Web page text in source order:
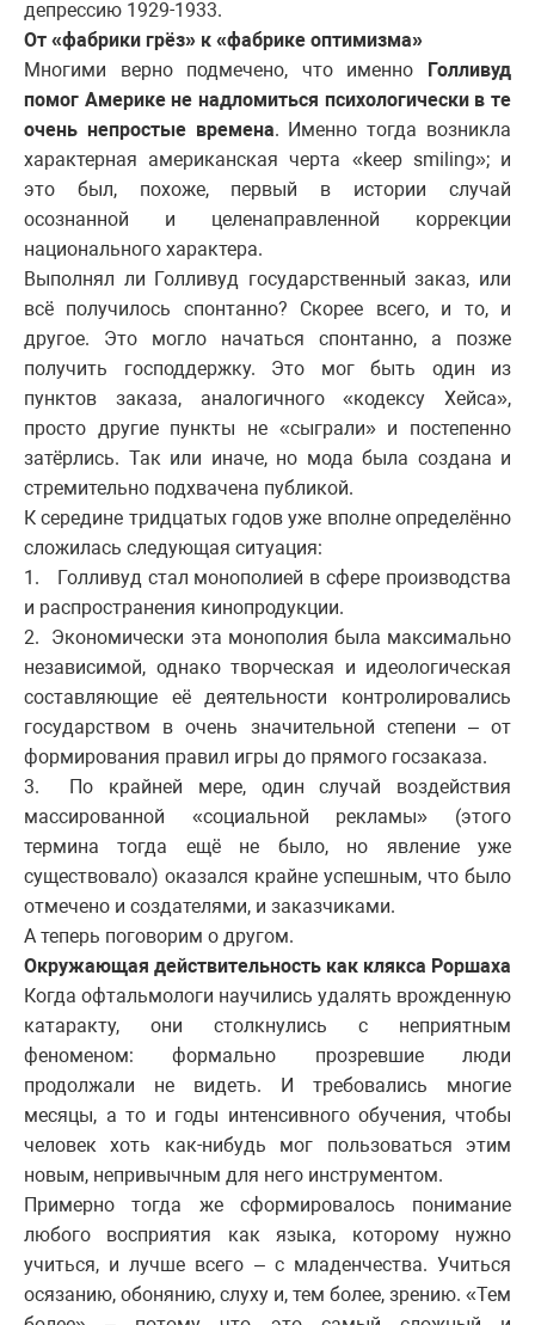
депрессию 1929-1933.
От «фабрики грёз» к «фабрике оптимизма»
Многими верно подмечено, что именно Голливуд
помог Америке не надломиться психологически в те
очень непростые времена. Именно тогда возникла
характерная американская черта «keep smiling»; и
это был, похоже, первый в истории случай
осознанной и целенаправленной коррекции
национального характера.
Выполнял ли Голливуд государственный заказ, или
всё получилось спонтанно? Скорее всего, и то, и
другое. Это могло начаться спонтанно, а позже
получить господдержку. Это мог быть один из
пунктов заказа, аналогичного «кодексу Хейса»,
просто другие пункты не «сыграли» и постепенно
затёрлись. Так или иначе, но мода была создана и
стремительно подхвачена публикой.
К середине тридцатых годов уже вполне определённо
сложилась следующая ситуация:
1. Голливуд стал монополией в сфере производства
и распространения кинопродукции.
2. Экономически эта монополия была максимально
независимой, однако творческая и идеологическая
составляющие её деятельности контролировались
государством в очень значительной степени – от
формирования правил игры до прямого госзаказа.
3. По крайней мере, один случай воздействия
массированной «социальной рекламы» (этого
термина тогда ещё не было, но явление уже
существовало) оказался крайне успешным, что было
отмечено и создателями, и заказчиками.
А теперь поговорим о другом.
Окружающая действительность как клякса Роршаха
Когда офтальмологи научились удалять врожденную
катаракту, они столкнулись с неприятным
феноменом: формально прозревшие люди
продолжали не видеть. И требовались многие
месяцы, а то и годы интенсивного обучения, чтобы
человек хоть как-нибудь мог пользоваться этим
новым, непривычным для него инструментом.
Примерно тогда же сформировалось понимание
любого восприятия как языка, которому нужно
учиться, и лучше всего – с младенчества. Учиться
осязанию, обонянию, слуху и, тем более, зрению. «Тем